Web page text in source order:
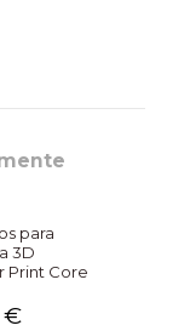
para
3D
Print Core
€